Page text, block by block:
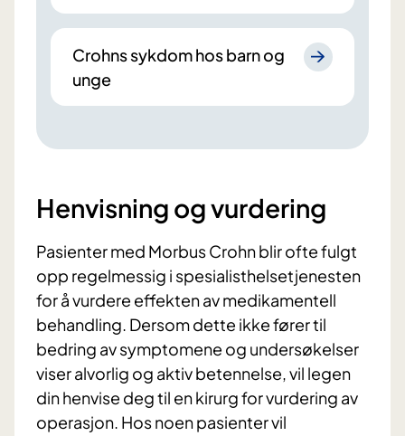
Crohns sykdom hos barn og
unge
Henvisning og vurdering
Pasienter med Morbus Crohn blir ofte fulgt
opp regelmessig i spesialisthelsetjenesten
for å vurdere effekten av medikamentell
behandling. Dersom dette ikke fører til
bedring av symptomene og undersøkelser
viser alvorlig og aktiv betennelse, vil legen
din henvise deg til en kirurg for vurdering av
operasjon. Hos noen pasienter vil